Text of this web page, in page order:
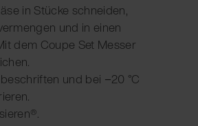
in Stücke schneiden,
und in einen
dem Coupe Set Messer
und bei −20 °C